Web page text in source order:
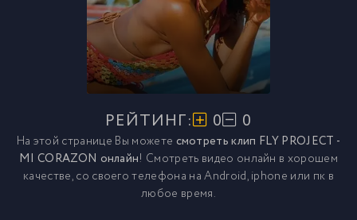
РЕЙТИНГ: 0 0
На этой странице Вы можете смотреть клип FLY PROJECT -
MI CORAZON онлайн! Смотреть видео онлайн в хорошем
качестве, со своего телефона на Android, iphone или пк в
любое время.